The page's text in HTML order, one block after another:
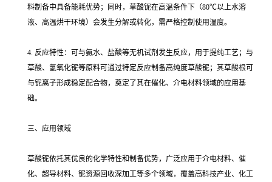
料制备中具备能耗优势；同时，草酸铌在高温条件下（80℃以上水溶
液、高温烘干环境）会发生分解或转化，需严格控制使用温度。
4. 反应特性：可与氨水、盐酸等无机试剂发生反应，用于提纯工艺；与
草酸、氢氧化铌等原料可通过特定反应制备高纯度草酸铌；其草酸根可
与铌离子形成稳定配合物，奠定了其在催化、介电材料领域的应用基
础。
三、应用领域
草酸铌依托其优良的化学特性和制备优势，广泛应用于介电材料、催
化、超导材料、铌资源回收深加工等多个领域，覆盖高科技产业、化工